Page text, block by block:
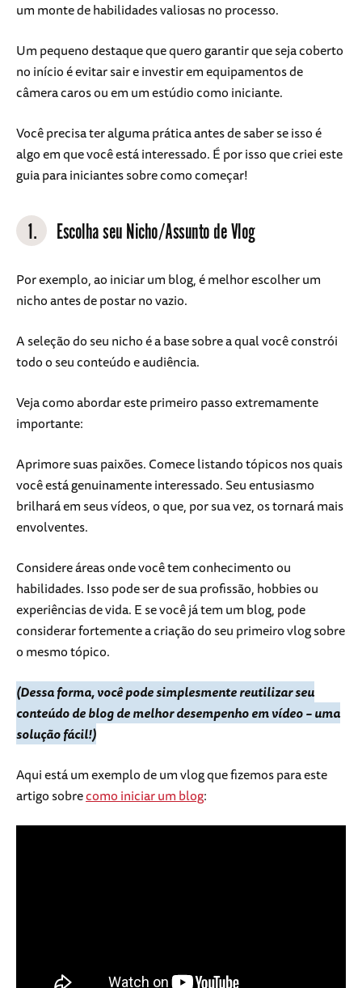
um monte de habilidades valiosas no processo.
Um pequeno destaque que quero garantir que seja coberto
no início é evitar sair e investir em equipamentos de
câmera caros ou em um estúdio como iniciante.
Você precisa ter alguma prática antes de saber se isso é
algo em que você está interessado. É por isso que criei este
guia para iniciantes sobre como começar!
1. Escolha seu Nicho/Assunto de Vlog
Por exemplo, ao iniciar um blog, é melhor escolher um
nicho antes de postar no vazio.
A seleção do seu nicho é a base sobre a qual você constrói
todo o seu conteúdo e audiência.
Veja como abordar este primeiro passo extremamente
importante:
Aprimore suas paixões. Comece listando tópicos nos quais
você está genuinamente interessado. Seu entusiasmo
brilhará em seus vídeos, o que, por sua vez, os tornará mais
envolventes.
Considere áreas onde você tem conhecimento ou
habilidades. Isso pode ser de sua profissão, hobbies ou
experiências de vida. E se você já tem um blog, pode
considerar fortemente a criação do seu primeiro vlog sobre
o mesmo tópico.
(Dessa forma, você pode simplesmente reutilizar seu
conteúdo de blog de melhor desempenho em vídeo – uma
solução fácil!)
Aqui está um exemplo de um vlog que fizemos para este
artigo sobrecomo iniciar um blog: